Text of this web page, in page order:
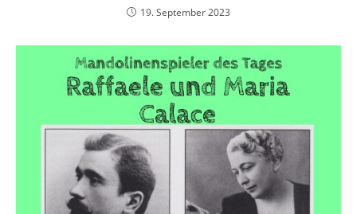
19. September 2023